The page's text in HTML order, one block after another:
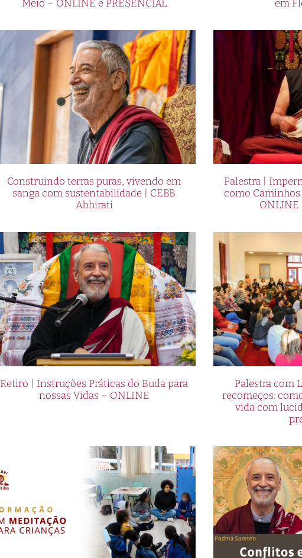
Meio – ONLINE e PRESENCIAL
em
Construindo terras puras, vivendo em
sanga com sustentabilidade | CEBB
Abhirati
Palestra |
como Caminhos
ONLINE
Retiro | Instruções Práticas do Buda para
nossas Vidas – ONLINE
Palestra com
recomeços:
vida com